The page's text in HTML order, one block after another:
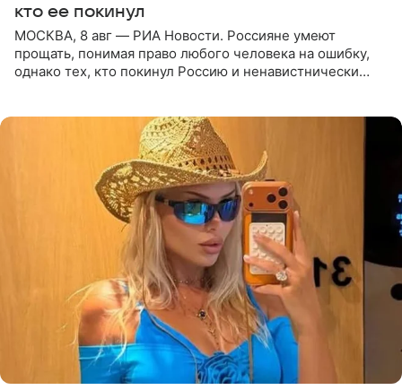
кто ее покинул
МОСКВА, 8 авг — РИА Новости. Россияне умеют
прощать, понимая право любого человека на ошибку,
однако тех, кто покинул Россию и ненавистнически